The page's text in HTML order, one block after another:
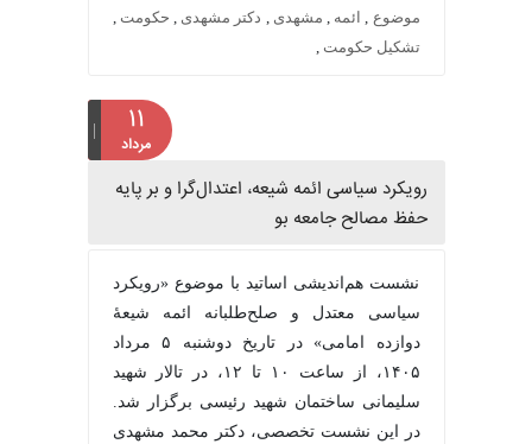
,ائمه, مشهدی,دکتر مشهدی,حکومت,
تشکیل حکومت,
مرداد
رویکرد سیاسی ائمه شیعه، اعتدال‌گرا و بر پایه
حفظ مصالح جامعه بو
نشست هم‌اندیشی اساتید با موضوع «رویکرد
سیاسی معتدل و صلح‌طلبانه ائمه شیعۀ
دوازده امامی» در تاریخ دوشنبه ۵ مرداد
۱۴۰۵، از ساعت ۱۰ تا ۱۲، در تالار شهید
سلیمانی ساختمان شهید رئیسی برگزار شد.
در این نشست تخصصی، دکتر محمد مشهدی